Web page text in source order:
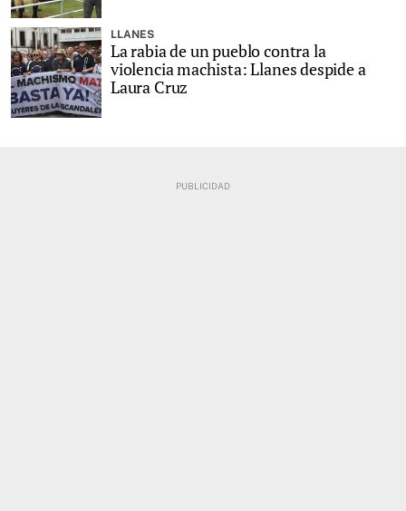
LLANES
La rabia de un pueblo contra la
violencia machista: Llanes despide a
Laura Cruz